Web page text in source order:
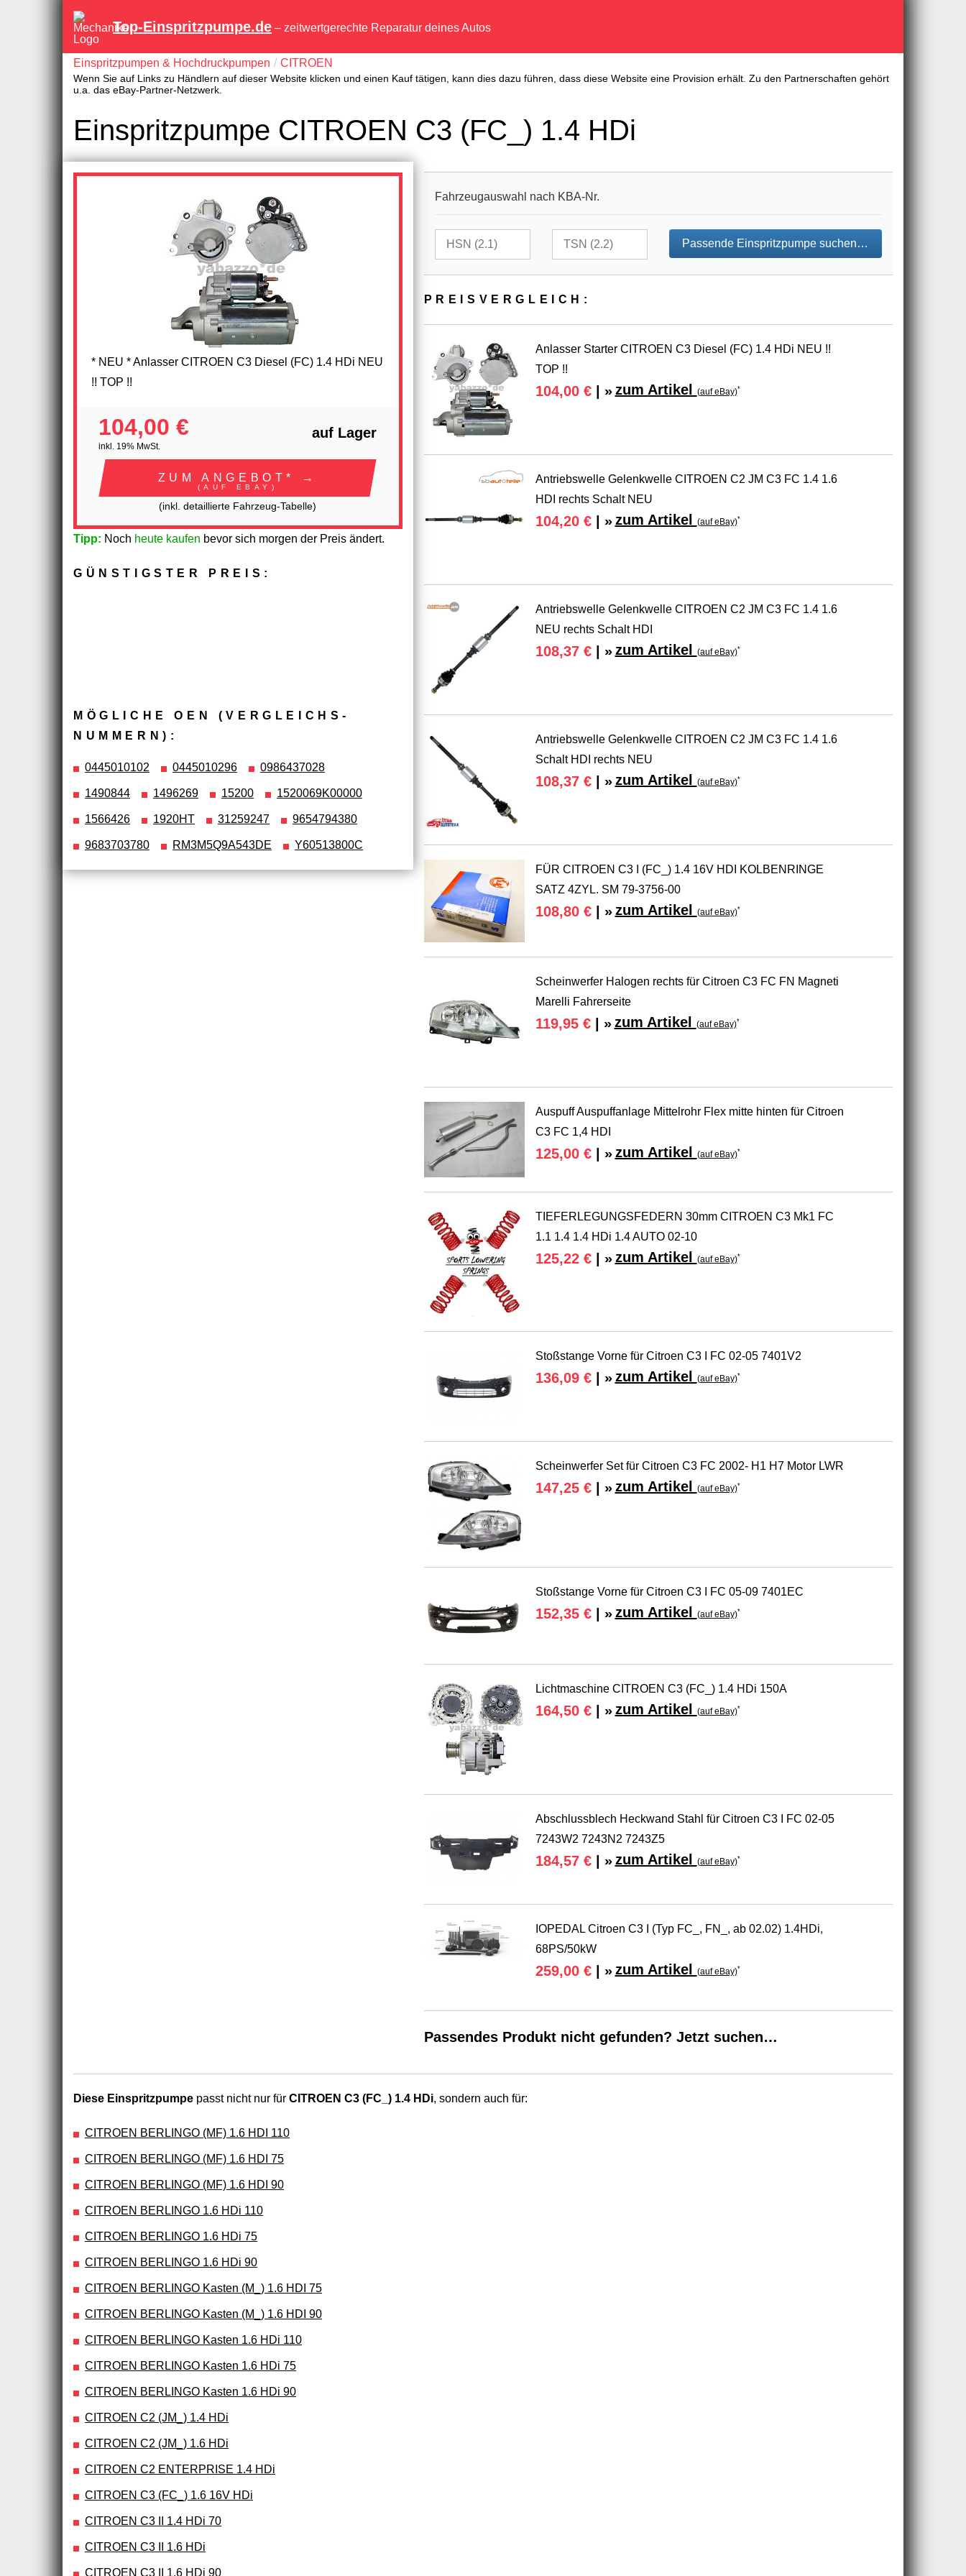
Top-Einspritzpumpe.de – zeitwertgerechte Reparatur deines Autos
Einspritzpumpen & Hochdruckpumpen CITROEN
Wenn Sie auf Links zu Händlern auf dieser Website klicken und einen Kauf tätigen, kann dies dazu führen, dass diese Website eine Provision erhält. Zu den Partnerschaften gehört
u.a. das eBay-Partner-Netzwerk.
Einspritzpumpe CITROEN C3 (FC_) 1.4 HDi
* NEU * Anlasser CITROEN C3 Diesel (FC) 1.4 HDi NEU
!! TOP !!
104,00 €
inkl. 19% MwSt.
auf Lager
ZUM ANGEBOT* →
(AUF EBAY)
(inkl. detaillierte Fahrzeug-Tabelle)
Tipp: Noch heute kaufen bevor sich morgen der Preis ändert.
GÜNSTIGSTER PREIS:
MÖGLICHE OEN (VERGLEICHS­
NUMMERN):
0445010102 0445010296 0986437028
1490844 1496269 15200 1520069K00000
1566426 1920HT 31259247 9654794380
9683703780 RM3M5Q9A543DE Y60513800C
Fahrzeugauswahl nach KBA-Nr.
Passende Einspritzpumpe suchen…
PREIS­VER­GLEICH:
Anlasser Starter CITROEN C3 Diesel (FC) 1.4 HDi NEU !!
TOP !!
104,00 €| » zum Artikel (auf eBay)*
Antriebswelle Gelenkwelle CITROEN C2 JM C3 FC 1.4 1.6
HDI rechts Schalt NEU
104,20 €| » zum Artikel (auf eBay)*
Antriebswelle Gelenkwelle CITROEN C2 JM C3 FC 1.4 1.6
NEU rechts Schalt HDI
108,37 €| » zum Artikel (auf eBay)*
Antriebswelle Gelenkwelle CITROEN C2 JM C3 FC 1.4 1.6
Schalt HDI rechts NEU
108,37 €| » zum Artikel (auf eBay)*
FÜR CITROEN C3 I (FC_) 1.4 16V HDI KOLBENRINGE
SATZ 4ZYL. SM 79-3756-00
108,80 €| » zum Artikel (auf eBay)*
Scheinwerfer Halogen rechts für Citroen C3 FC FN Magneti
Marelli Fahrerseite
119,95 €| » zum Artikel (auf eBay)*
Auspuff Auspuffanlage Mittelrohr Flex mitte hinten für Citroen
C3 FC 1,4 HDI
125,00 €| » zum Artikel (auf eBay)*
TIEFERLEGUNGSFEDERN 30mm CITROEN C3 Mk1 FC
1.1 1.4 1.4 HDi 1.4 AUTO 02-10
125,22 €| » zum Artikel (auf eBay)*
Stoßstange Vorne für Citroen C3 I FC 02-05 7401V2
136,09 €| » zum Artikel (auf eBay)*
Scheinwerfer Set für Citroen C3 FC 2002- H1 H7 Motor LWR
147,25 €| » zum Artikel (auf eBay)*
Stoßstange Vorne für Citroen C3 I FC 05-09 7401EC
152,35 €| » zum Artikel (auf eBay)*
Lichtmaschine CITROEN C3 (FC_) 1.4 HDi 150A
164,50 €| » zum Artikel (auf eBay)*
Abschlussblech Heckwand Stahl für Citroen C3 I FC 02-05
7243W2 7243N2 7243Z5
184,57 €| » zum Artikel (auf eBay)*
IOPEDAL Citroen C3 I (Typ FC_, FN_, ab 02.02) 1.4HDi,
68PS/50kW
259,00 €| » zum Artikel (auf eBay)*
Passendes Produkt nicht gefunden? Jetzt suchen…
Diese Einspritzpumpe passt nicht nur für CITROEN C3 (FC_) 1.4 HDi, sondern auch für:
CITROEN BERLINGO (MF) 1.6 HDI 110
CITROEN BERLINGO (MF) 1.6 HDI 75
CITROEN BERLINGO (MF) 1.6 HDI 90
CITROEN BERLINGO 1.6 HDi 110
CITROEN BERLINGO 1.6 HDi 75
CITROEN BERLINGO 1.6 HDi 90
CITROEN BERLINGO Kasten (M_) 1.6 HDI 75
CITROEN BERLINGO Kasten (M_) 1.6 HDI 90
CITROEN BERLINGO Kasten 1.6 HDi 110
CITROEN BERLINGO Kasten 1.6 HDi 75
CITROEN BERLINGO Kasten 1.6 HDi 90
CITROEN C2 (JM_) 1.4 HDi
CITROEN C2 (JM_) 1.6 HDi
CITROEN C2 ENTERPRISE 1.4 HDi
CITROEN C3 (FC_) 1.6 16V HDi
CITROEN C3 II 1.4 HDi 70
CITROEN C3 II 1.6 HDi
CITROEN C3 II 1.6 HDi 90